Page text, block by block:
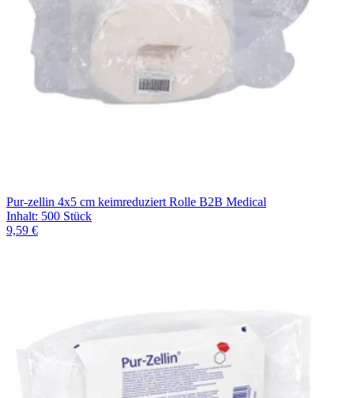
Pur-zellin 4x5 cm keimreduziert Rolle B2B Medical
Inhalt: 500 Stück
9,59 €